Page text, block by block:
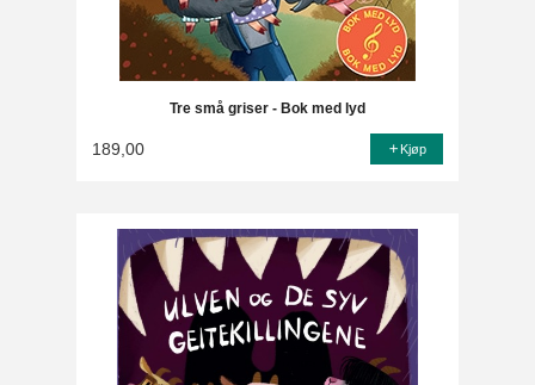
Tre små griser - Bok med lyd
189,00 Kjøp